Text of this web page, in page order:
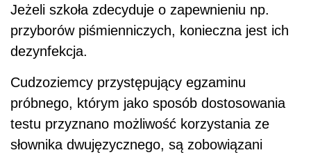
Jeżeli szkoła zdecyduje o zapewnieniu np.
przyborów piśmienniczych, konieczna jest ich
dezynfekcja.
Cudzoziemcy przystępujący egzaminu
próbnego, którym jako sposób dostosowania
testu przyznano możliwość korzystania ze
słownika dwujęzycznego, są zobowiązani